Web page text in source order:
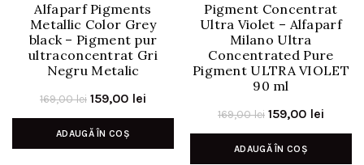
Alfaparf Pigments
Metallic Color Grey
black – Pigment pur
ultraconcentrat Gri
Negru Metalic
169,00lei Prețul
inițial
a
159,00 lei
curent
ADAUGĂ ÎN COȘ
Pigment Concentrat
Ultra Violet – Alfaparf
Milano Ultra
Concentrated Pure
Pigment ULTRA VIOLET
90 ml
169,00lei Prețul
inițial
a
159,00 lei
ADAUGĂ ÎN COȘ